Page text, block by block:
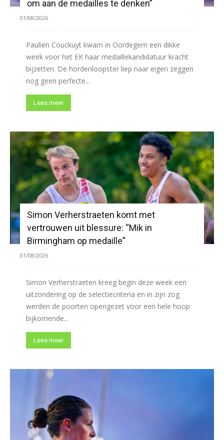
om aan de medailles te denken”
01/08/2026
Paulien Couckuyt kwam in Oordegem een dikke
week voor het EK haar medaillekandidatuur kracht
bijzetten. De hordenloopster liep naar eigen zeggen
nog geen perfecte...
Lees meer
Simon Verherstraeten komt met
vertrouwen uit blessure: “Mik in
Birmingham op medaille”
01/08/2026
Simon Verherstraeten kreeg begin deze week een
uitzondering op de selectiecriteria en in zijn zog
werden de poorten opengezet voor een hele hoop
bijkomende...
Lees meer